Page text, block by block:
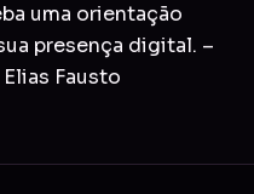
uma orientação
presença digital. –
Fausto